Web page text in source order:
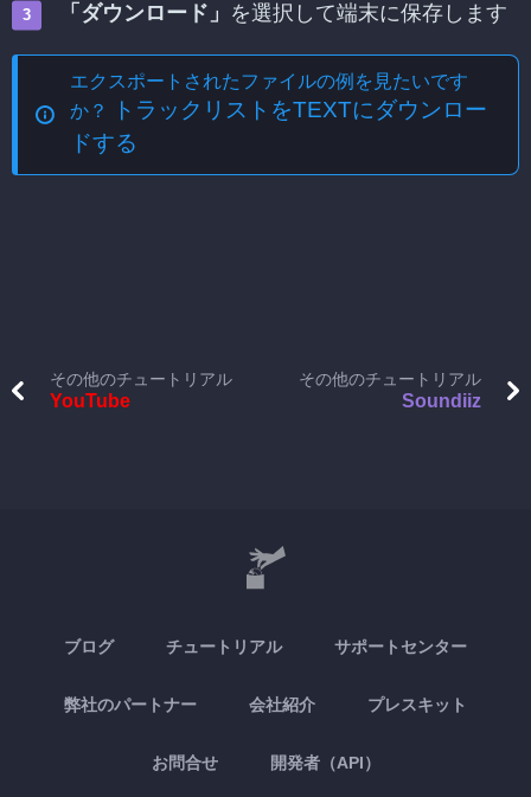
「ダウンロード」 を選択して端末に保存します
エクスポートされたファイルの例を見たいです
か？
トラックリストをTEXTにダウンロー
ドする
その他のチュートリアル
YouTube
その他のチュートリアル
Soundiiz
ブログ チュートリアル サポートセンター
弊社のパートナー 会社紹介 プレスキット
お問合せ 開発者（API）